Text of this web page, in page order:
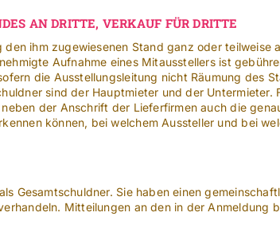
AN DRITTE, VERKAUF FÜR DRITTE
ihm zugewiesenen Stand ganz oder teilweise
Aufnahme eines Mitausstellers ist
die Ausstellungsleitung nicht Räumung des
sind der Hauptmieter und der Untermieter.
der Anschrift der Lieferfirmen auch die
können, bei welchem Aussteller und bei
Gesamtschuldner. Sie haben einen
Mitteilungen an den in der Anmeldung